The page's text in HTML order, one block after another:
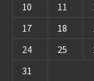
10
11
17
18
24
25
31